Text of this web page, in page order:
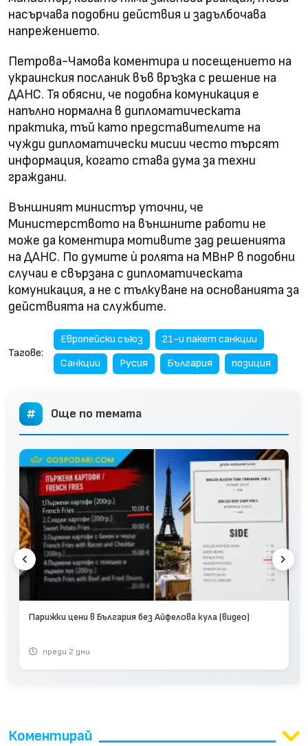
насърчава подобни действия и задълбочава
напрежението.
Петрова-Чамова коментира и посещението на
украинския посланик във връзка с решение на
ДАНС. Тя обясни, че подобна комуникация е
напълно нормална в дипломатическата
практика, тъй като представителите на
чужди дипломатически мисии често търсят
информация, когато става дума за техни
граждани.
Външният министър уточни, че
Министерството на външните работи не
може да коментира мотивите зад решенията
на ДАНС. По думите ѝ ролята на МВнР в подобни
случаи е свързана с дипломатическата
комуникация, а не с тълкуване на основанията за
действията на службите.
Тагове:
Европейски съюз
21-и пакет санкции
Санкции
Русия България позиция
Още по темата
Парижки цени в България без Айфелова кула (видео)
преди 2 дни
Коментирай